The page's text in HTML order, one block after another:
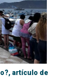
artículo de